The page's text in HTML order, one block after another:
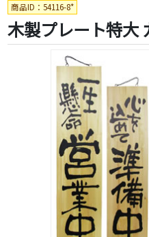
商品ID：54116-8*
木製プレート特大